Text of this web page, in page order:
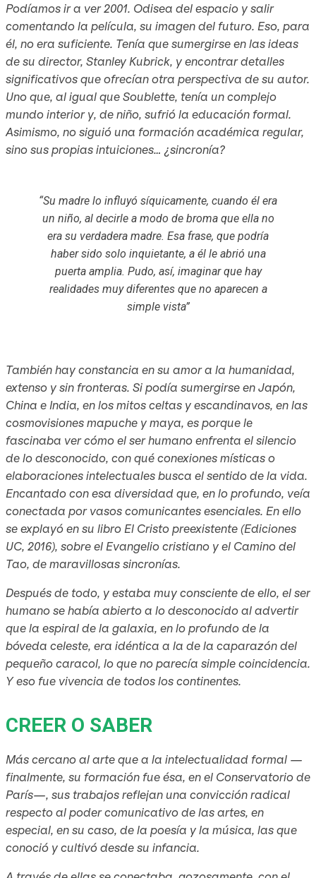
Podíamos ir a ver2001. Odisea del espacio y salir
comentando la película, su imagen del futuro. Eso, para
él, no era suficiente. Tenía que sumergirse en las ideas
de su director, Stanley Kubrick, y encontrar detalles
significativos que ofrecían otra perspectiva de su autor.
Uno que, al igual que Soublette, tenía un complejo
mundo interior y, de niño, sufrió la educación formal.
Asimismo, no siguió una formación académica regular,
sino sus propias intuiciones… ¿sincronía?
“Su madre lo influyó síquicamente, cuando él era
un niño, al decirle a modo de broma que ella no
era su verdadera madre. Esa frase, que podría
haber sido solo inquietante, a él le abrió una
puerta amplia. Pudo, así, imaginar que hay
realidades muy diferentes que no aparecen a
simple vista”
También hay constancia en su amor a la humanidad,
extenso y sin fronteras. Si podía sumergirse en Japón,
China e India, en los mitos celtas y escandinavos, en las
cosmovisiones mapuche y maya, es porque le
fascinaba ver cómo el ser humano enfrenta el silencio
de lo desconocido, con qué conexiones místicas o
elaboraciones intelectuales busca el sentido de la vida.
Encantado con esa diversidad que, en lo profundo, veía
conectada por vasos comunicantes esenciales. En ello
se explayó en su libro El Cristo preexistente(Ediciones
UC, 2016), sobre el Evangelio cristiano y el Camino del
Tao, de maravillosas sincronías.
Después de todo, y estaba muy consciente de ello, el ser
humano se había abierto a lo desconocido al advertir
que la espiral de la galaxia, en lo profundo de la
bóveda celeste, era idéntica a la de la caparazón del
pequeño caracol, lo que no parecía simple coincidencia.
Y eso fue vivencia de todos los continentes.
CREER O SABER
Más cercano al arte que a la intelectualidad formal —
finalmente, su formación fue ésa, en el Conservatorio de
París—, sus trabajos reflejan una convicción radical
respecto al poder comunicativo de las artes, en
especial, en su caso, de la poesía y la música, las que
conoció y cultivó desde su infancia.